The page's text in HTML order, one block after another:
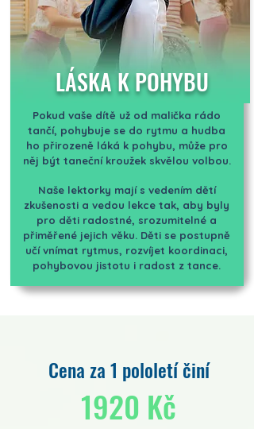
LÁSKA K POHYBU
Pokud vaše dítě už od malička rádo
tančí, pohybuje se do rytmu a hudba
ho přirozeně láká k pohybu, může pro
něj být taneční kroužek skvělou volbou.
Naše lektorky mají s vedením dětí
zkušenosti a vedou lekce tak, aby byly
pro děti radostné, srozumitelné a
přiměřené jejich věku. Děti se postupně
učí vnímat rytmus, rozvíjet koordinaci,
pohybovou jistotu i radost z tance.
Cena za 1 pololetí činí
1920 Kč